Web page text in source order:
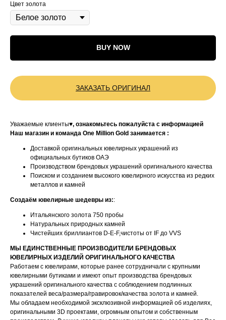
Цвет золота
BUY NOW
ЗАКАЗАТЬ ОРИГИНАЛ
Уважаемые клиенты♥, ознакомьтесь пожалуйста с информацией
Наш магазин и команда One Million Gold занимается :
Доставкой оригинальных ювелирных украшений из
официальных бутиков ОАЭ
Производством брендовых украшений оригинального качества
Поиском и созданием высокого ювелирного искусства из редких
металлов и камней
Создаём ювелирные шедевры из::
Итальянского золота 750 пробы
Натуральных природных камней
Чистейших бриллиантов D-E-F,чистоты от IF до VVS
МЫ ЕДИНСТВЕННЫЕ ПРОИЗВОДИТЕЛИ БРЕНДОВЫХ
ЮВЕЛИРНЫХ ИЗДЕЛИЙ ОРИГИНАЛЬНОГО КАЧЕСТВА
Работаем с ювелирами, которые ранее сотрудничали с крупными
ювелирными бутиками и имеют опыт производства брендовых
украшений оригинального качества с соблюдением подлинных
показателей веса/размера/гравировок/качества золота и камней.
Мы обладаем необходимой эксклюзивной информацией об изделиях,
оригинальными 3D проектами, огромным опытом и собственным